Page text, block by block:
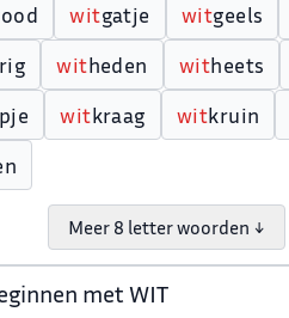
witgatje witgeels
witheden witheets
witkraag witkruin
Meer 8 letter woorden ↓
met WIT